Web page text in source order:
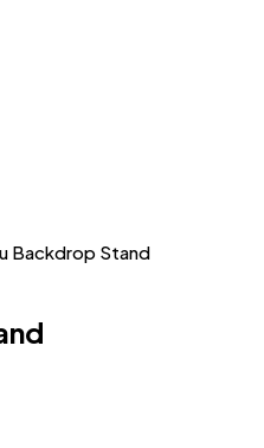
Backdrop Stand